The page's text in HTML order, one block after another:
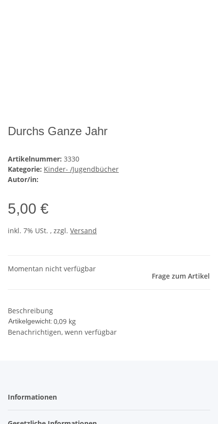
Durchs Ganze Jahr
Artikelnummer: 3330
Kategorie: Kinder- /Jugendbücher
Autor/in:
5,00 €
inkl. 7% USt. , zzgl. Versand
Momentan nicht verfügbar
Frage zum Artikel
Beschreibung
Artikelgewicht:0,09 kg
Benachrichtigen, wenn verfügbar
Informationen